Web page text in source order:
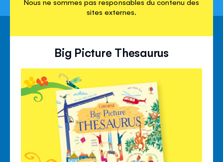
sites externes.
Big Picture Thesaurus